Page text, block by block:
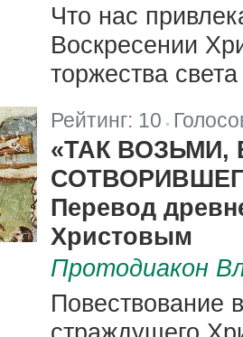
Что нас
Воскресении
торжества
Рейтинг: 10 |
«ТАК ВОЗЬМИ,
Перевод
Христовым
Протодиакон
Повествование